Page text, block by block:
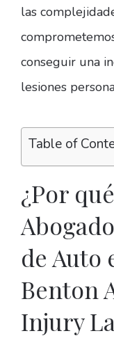
las
conseguir una
lesiones
Table of
¿Por
de Auto
Benton
Injury